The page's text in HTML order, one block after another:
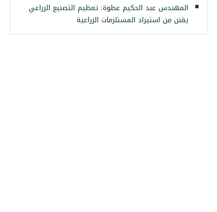
المهندس عبد الحكيم عطوة: تعظيم التصنيع الزراعي
يقنن من استيراد المستلزمات الزراعية